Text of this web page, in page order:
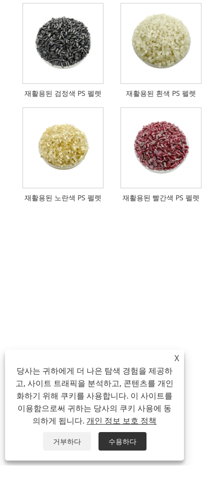
재활용된 검정색 PS 펠렛 재활용된 흰색 PS 펠렛
재활용된 노란색 PS 펠렛 재활용된 빨간색 PS 펠렛
X
당사는 귀하에게 더 나은 탐색 경험을 제공하
고, 사이트 트래픽을 분석하고, 콘텐츠를 개인
화하기 위해 쿠키를 사용합니다. 이 사이트를
이용함으로써 귀하는 당사의 쿠키 사용에 동
의하게 됩니다. 개인 정보 보호 정책
거부하다 수용하다